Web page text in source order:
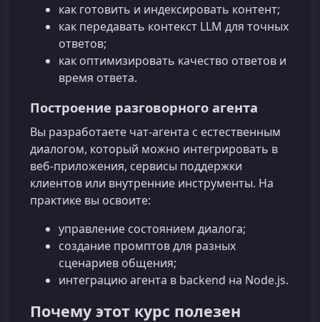
как готовить и индексировать контент;
как передавать контекст LLM для точных
ответов;
как оптимизировать качество ответов и
время ответа.
Построение разговорного агента
Вы разработаете чат‑агента с естественным
диалогом, который можно интегрировать в
веб‑приложения, сервисы поддержки
клиентов или внутренние инструменты. На
практике вы освоите:
управление состоянием диалога;
создание промптов для разных
сценариев общения;
интеграцию агента в backend на Node.js.
Почему этот курс полезен